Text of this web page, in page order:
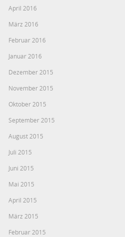
April 2016
März 2016
Februar 2016
Januar 2016
Dezember 2015
November 2015
Oktober 2015
September 2015
August 2015
Juli 2015
Juni 2015
Mai 2015
April 2015
März 2015
Februar 2015